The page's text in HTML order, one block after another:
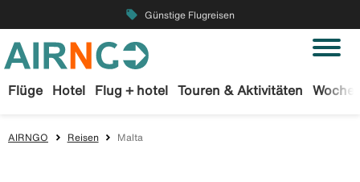
local_offer Günstige Flugreisen
Flüge Hotel Flug + hotel Touren & Aktivitäten
AIRNGO Reisen Malta